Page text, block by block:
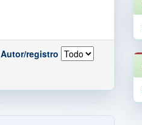
Autor/registro